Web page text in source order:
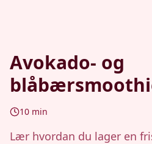
Avokado- og
10 min
Lær hvordan du lager en